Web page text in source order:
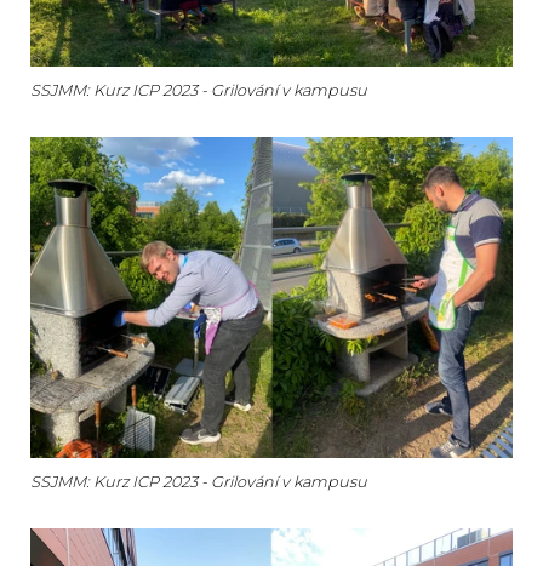
SSJMM: Kurz ICP 2023 - Grilování v kampusu
SSJMM: Kurz ICP 2023 - Grilování v kampusu